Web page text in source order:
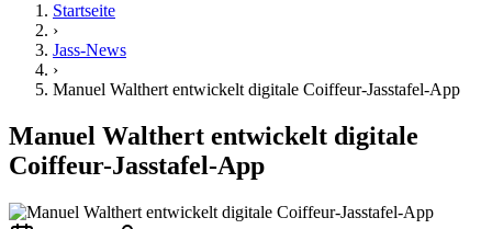
Startseite
›
Jass-News
›
Manuel Walthert entwickelt digitale Coiffeur-Jasstafel-App
Manuel Walthert entwickelt digitale
Coiffeur-Jasstafel-App